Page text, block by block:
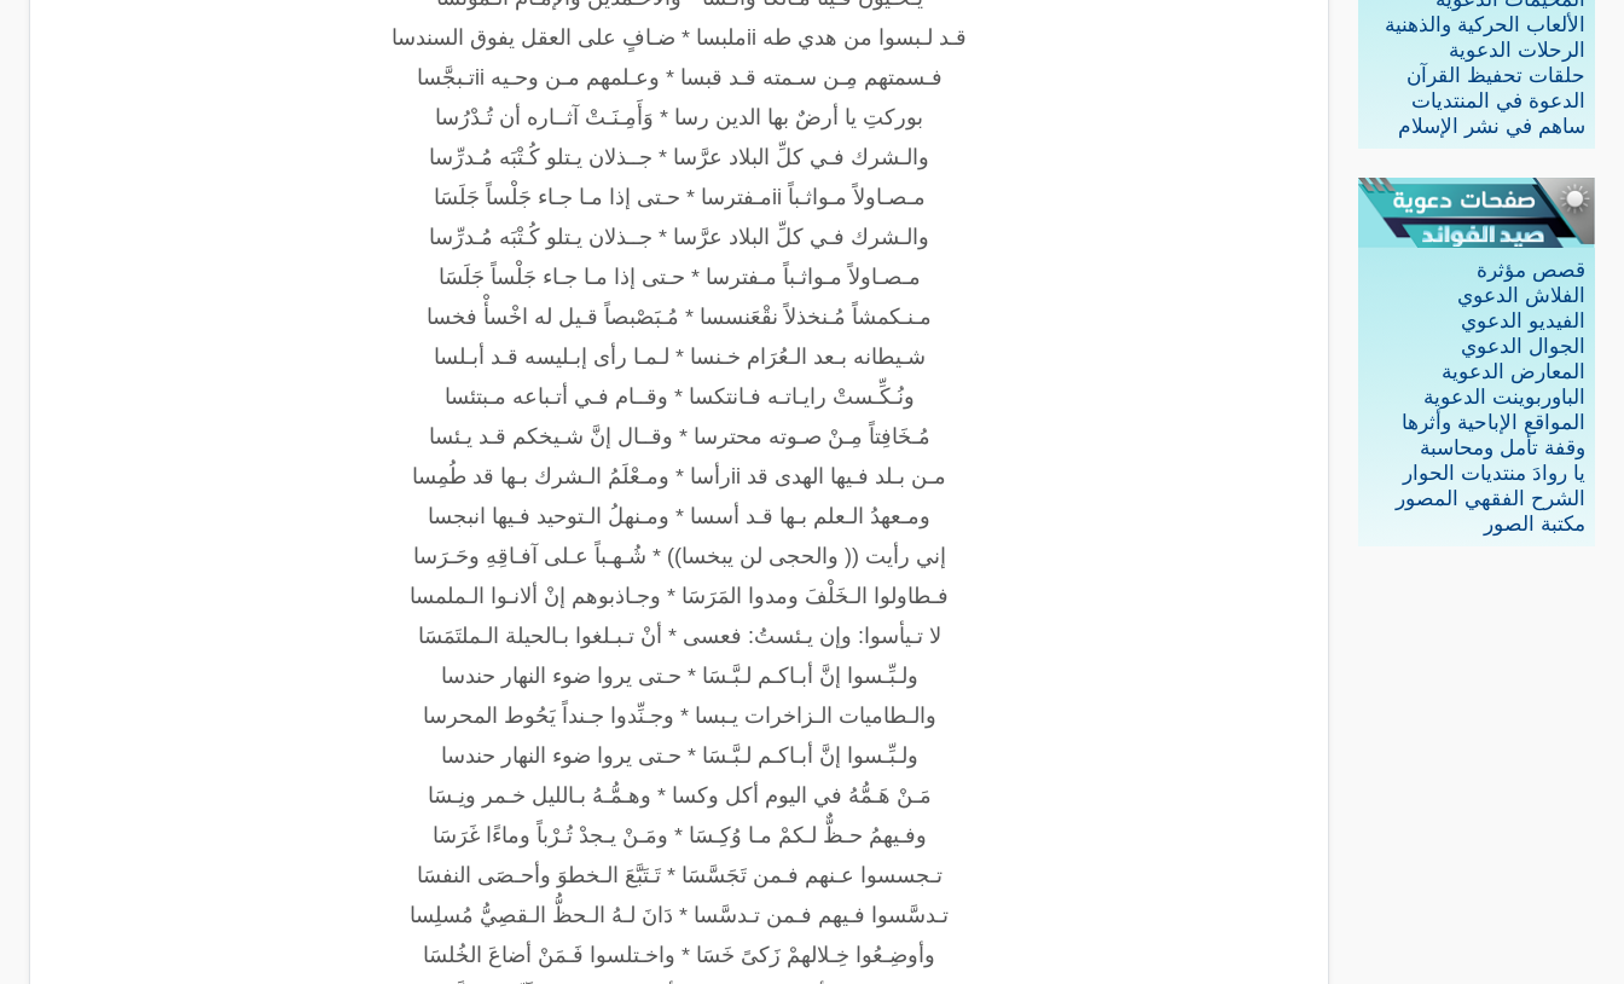
الألعاب الحركية والذهنية
الرحلات الدعوية
حلقات تحفيظ القرآن
الدعوة في المنتديات
ساهم في نشر الإسلام
قصص مؤثرة
الفلاش الدعوي
الفيديو الدعوي
الجوال الدعوي
المعارض الدعوية
الباوربوينت الدعوية
المواقع الإباحية وأثرها
وقفة تأمل ومحاسبة
يا روادَ منتديات الحوار
الشرح الفقهي المصور
مكتبة الصور
قـد لـبسوا من هدي طه iiملبسا * ضـافٍ على العقل يفوق السندسا
فـسمتهم مِـن سـمته قـد قبسا * وعـلمهم مـن وحـيه iiتـبجَّسا
بوركتِ يا أرضٌ بها الدين رسا * وَأَمِـنَـتْ آثــاره أن تُـدْرُسا
والـشرك فـي كلِّ البلاد عرَّسا * جــذلان يـتلو كُـتْبَه مُـدرِّسا
مـصـاولاً مـواثـباً iiمـفترسا * حـتى إذا مـا جـاء جَلْساً جَلَسَا
والـشرك فـي كلِّ البلاد عرَّسا * جــذلان يـتلو كُـتْبَه مُـدرِّسا
مـصـاولاً مـواثـباً مـفترسا * حـتى إذا مـا جـاء جَلْساً جَلَسَا
مـنـكمشاً مُـنخذلاً نقْعَنسسا * مُـبَصْبصاً قـيل له اخْسأْ فخسا
شـيطانه بـعد الـعُرَام خـنسا * لـمـا رأى إبـليسه قـد أبـلسا
ونُـكِّـستْ رايـاتـه فـانتكسا * وقــام فـي أتـباعه مـبتئسا
مُـخَافِتاً مِـنْ صـوته محترسا * وقــال إنَّ شـيخكم قـد يـئسا
مـن بـلد فـيها الهدى قد iiرأسا * ومـعْلَمُ الـشرك بـها قد طُمِسا
ومـعهدُ الـعلم بـها قـد أسسا * ومـنهلُ الـتوحيد فـيها انبجسا
إني رأيت (( والحجى لن يبخسا)) * شُـهـباً عـلى آفـاقِهِ وحَـرَسا
فـطاولوا الـخَلْفَ ومدوا المَرَسَا * وجـاذبوهم إنْ ألانـوا الـملمسا
لا تـيأسوا: وإن يـئستُ: فعسى * أنْ تـبـلغوا بـالحيلة الـملتَمَسَا
ولـبِّـسوا إنَّ أبـاكـم لـبَّـسَا * حـتى يروا ضوء النهار حندسا
والـطاميات الـزاخرات يـبسا * وجـنِّدوا جـنداً يَحُوط المحرسا
ولـبِّـسوا إنَّ أبـاكـم لـبَّـسَا * حـتى يروا ضوء النهار حندسا
مَـنْ هَـمُّهُ في اليوم أكل وكسا * وهـمُّـهُ بـالليل خـمر ونِـسَا
وفـيهمُ حـظٌّ لـكمْ مـا وُكِـسَا * ومَـنْ يـجدْ تُـرْباً وماءًا غَرَسَا
تـجسسوا عـنهم فـمن تَجَسَّسَا * تَـتَبَّعَ الـخطوَ وأحـصَى النفسَا
تـدسَّسوا فـيهم فـمن تـدسَّسا * دَانَ لـهُ الـحظُّ الـقصِيُّ مُسلِسا
وأوضِـعُوا خِـلالهمْ زَكىً خَسَا * واخـتلسوا فَـمَنْ أضاعَ الخُلسَا